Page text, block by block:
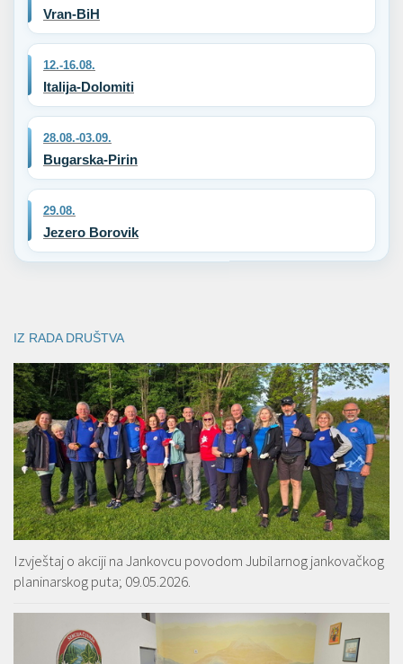
Vran-BiH
12.-16.08.
Italija-Dolomiti
28.08.-03.09.
Bugarska-Pirin
29.08.
Jezero Borovik
IZ RADA DRUŠTVA
Izvještaj o akciji na Jankovcu povodom Jubilarnog jankovačkog
planinarskog puta; 09.05.2026.